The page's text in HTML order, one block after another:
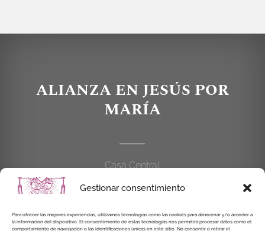
Gestionar consentimiento
Para ofrecer las mejores experiencias, utilizamos tecnologías como las cookies para almacenar y/o acceder a
la información del dispositivo. El consentimiento de estas tecnologías nos permitirá procesar datos como el
comportamiento de navegación o las identificaciones únicas en este sitio. No consentir o retirar el
ALIANZA EN JESÚS POR
MARÍA
Casa Central
914 462 114